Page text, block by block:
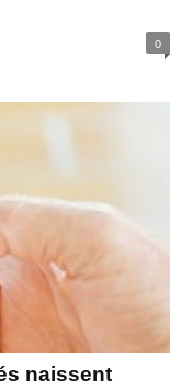
0
naissent